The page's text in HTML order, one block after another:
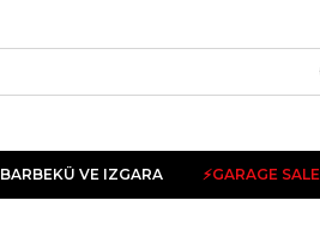
BARBEKÜ VE IZGARA ⚡GARAGE SALE